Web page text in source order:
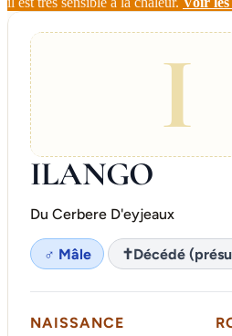
I
ILANGO
Du Cerbere D'eyjeaux
♂ Mâle ✝Décédé
NAISSANCE